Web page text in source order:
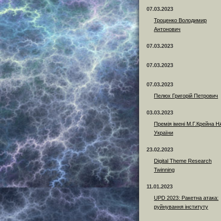
07.03.2023
Троценко Володимир
Антонович
07.03.2023
07.03.2023
07.03.2023
Пелюх Григорій Петрович
03.03.2023
Премія імені М.Г.Крейна
України
23.02.2023
Digital Theme Research
Twinning
11.01.2023
UPD 2023: Ракетна атака:
руйнування інституту